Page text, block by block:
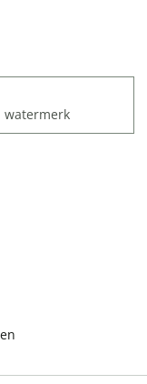
watermerk